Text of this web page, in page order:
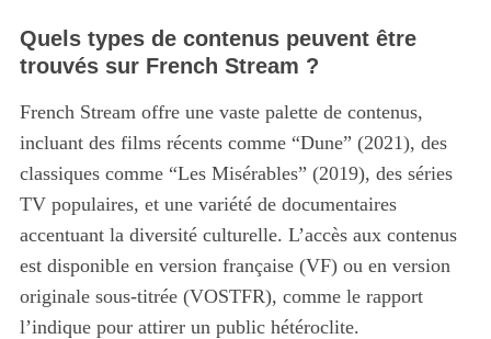
Quels types de contenus peuvent être
trouvés sur French Stream ?
French Stream offre une vaste palette de contenus,
incluant des films récents comme “Dune” (2021), des
classiques comme “Les Misérables” (2019), des séries
TV populaires, et une variété de documentaires
accentuant la diversité culturelle. L’accès aux contenus
est disponible en version française (VF) ou en version
originale sous-titrée (VOSTFR), comme le rapport
l’indique pour attirer un public hétéroclite.